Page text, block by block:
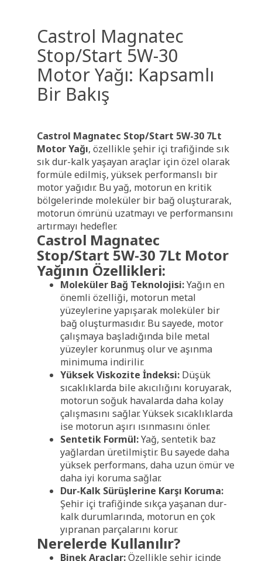
Castrol Magnatec
Stop/Start 5W-30
Motor Yağı: Kapsamlı
Bir Bakış
Castrol Magnatec Stop/Start 5W-30 7Lt
Motor Yağı, özellikle şehir içi trafiğinde sık
sık dur-kalk yaşayan araçlar için özel olarak
formüle edilmiş, yüksek performanslı bir
motor yağıdır. Bu yağ, motorun en kritik
bölgelerinde moleküler bir bağ oluşturarak,
motorun ömrünü uzatmayı ve performansını
artırmayı hedefler.
Castrol Magnatec
Stop/Start 5W-30 7Lt Motor
Yağının Özellikleri:
Moleküler Bağ Teknolojisi:Yağın en
önemli özelliği, motorun metal
yüzeylerine yapışarak moleküler bir
bağ oluşturmasıdır. Bu sayede, motor
çalışmaya başladığında bile metal
yüzeyler korunmuş olur ve aşınma
minimuma indirilir.
Yüksek Viskozite İndeksi: Düşük
sıcaklıklarda bile akıcılığını koruyarak,
motorun soğuk havalarda daha kolay
çalışmasını sağlar. Yüksek sıcaklıklarda
ise motorun aşırı ısınmasını önler.
Sentetik Formül:Yağ, sentetik baz
yağlardan üretilmiştir. Bu sayede daha
yüksek performans, daha uzun ömür ve
daha iyi koruma sağlar.
Dur-Kalk Sürüşlerine Karşı Koruma:
Şehir içi trafiğinde sıkça yaşanan dur-
kalk durumlarında, motorun en çok
yıpranan parçalarını korur.
Nerelerde Kullanılır?
Binek Araçlar:Özellikle şehir içinde